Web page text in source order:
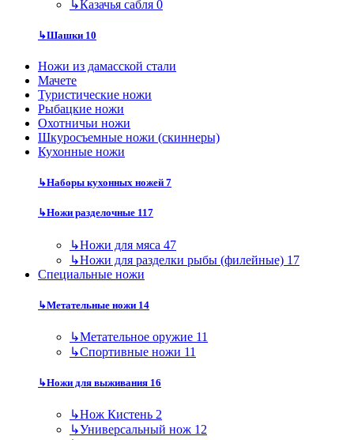
↳Казачья сабля 0
↳Шашки 10
Ножи из дамасской стали
Мачете
Туристические ножи
Рыбацкие ножи
Охотничьи ножи
Шкуросъемные ножи (скиннеры)
Кухонные ножи
↳Наборы кухонных ножей 7
↳Ножи разделочные 117
↳Ножи для мяса 47
↳Ножи для разделки рыбы (филейные) 17
Специальные ножи
↳Метательные ножи 14
↳Метательное оружие 11
↳Спортивные ножи 11
↳Ножи для выживания 16
↳Нож Кистень 2
↳Универсальный нож 12